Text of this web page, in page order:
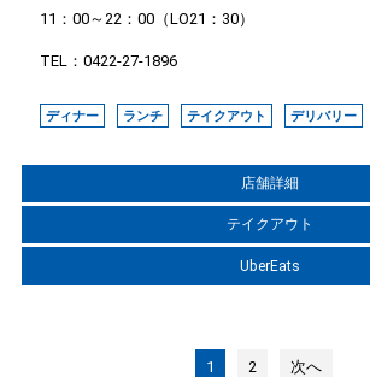
11：00～22：00（LO21：30）
TEL：0422-27-1896
ディナー ランチ テイクアウト デリバリー
店舗詳細
テイクアウト
UberEats
1 2 次へ